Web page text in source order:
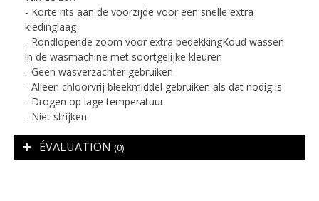
- Korte rits aan de voorzijde voor een snelle extra
kledinglaag
- Rondlopende zoom voor extra bedekkingKoud wassen
in de wasmachine met soortgelijke kleuren
- Geen wasverzachter gebruiken
- Alleen chloorvrij bleekmiddel gebruiken als dat nodig is
- Drogen op lage temperatuur
- Niet strijken
ÉVALUATION (0)